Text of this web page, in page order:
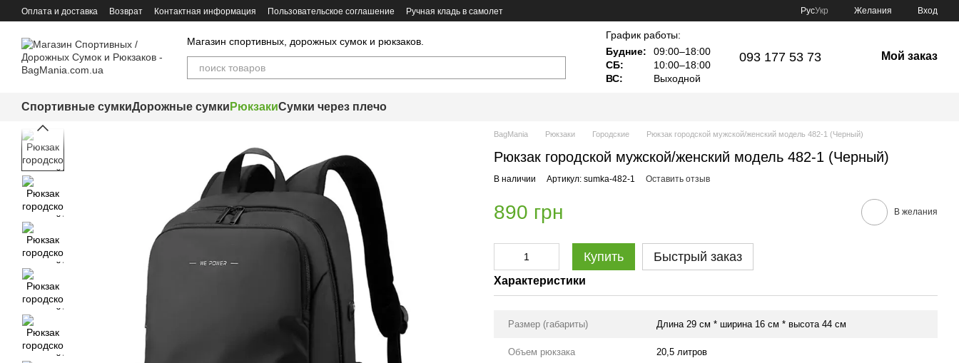
Перейти к основному контенту
Оплата и доставка Возврат Контактная информация Пользовательское соглашение Ручная кладь в самолет РусУкр Желания Вход
Магазин спортивных, дорожных сумок и рюкзаков.
График работы:
Будние:
09:00–18:00
СБ:
10:00–18:00
ВС:
Выходной
093 177 53 73 Мой заказ
Спортивные сумкиДорожные сумки РюкзакиСумки через плечо
BagMania Рюкзаки Городские Рюкзак городской мужской/женский модель 482-1 (Черный)
Рюкзак городской мужской/женский модель 482-1 (Черный)
В наличии Артикул: sumka-482-1 Оставить отзыв
890 грн В желания
Купить Быстрый заказ
Характеристики
Размер (габариты) Длина 29 см * ширина 16 см * высота 44 см
Объем рюкзака 20,5 литров